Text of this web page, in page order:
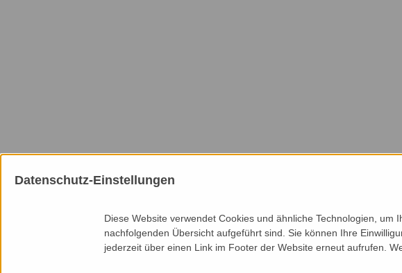
Mitgliedschaften
Datenschutz-Einstellungen
Diese Website verwendet Cookies und ähnliche Technologien,
nachfolgenden Übersicht aufgeführt sind. Sie können Ihre
jederzeit über einen Link im Footer der Website erneut aufrufen.